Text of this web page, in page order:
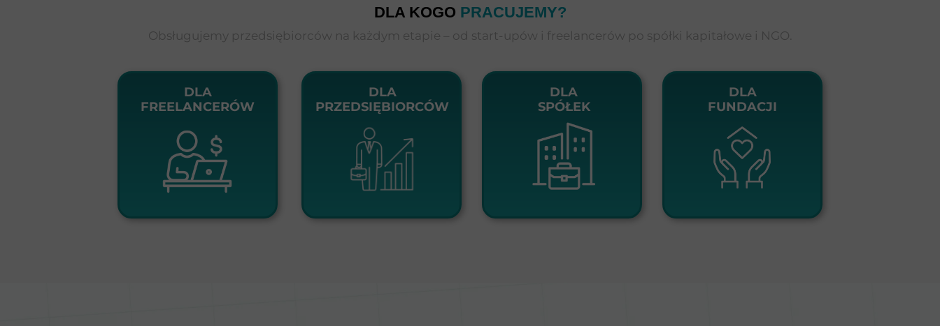
Obsługujemy przedsiębiorców na każdym etapie – od start-upów i freelancerów po spółki kapitałowe i NGO.
DLA
FUNDACJI
DLA
SPÓŁEK
DLA
PRZEDSIĘBIORCÓW
DLA
FREELANCERÓW
DLA KOGO PRACUJEMY?